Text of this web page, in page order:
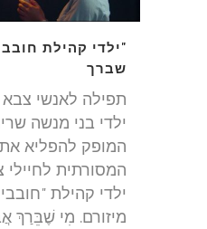
"ילדי קהילת
שברך
תפילה לאנשי
ילדי בני מנשה
המופק להפליא
המסורתית
ילדי קהילת "חובבי
מיזורם. מִי שֶׁבֵּרַךְ